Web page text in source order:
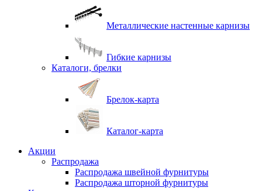
Металлические настенные карнизы
Гибкие карнизы
Каталоги, брелки
Брелок-карта
Каталог-карта
Акции
Распродажа
Распродажа швейной фурнитуры
Распродажа шторной фурнитуры